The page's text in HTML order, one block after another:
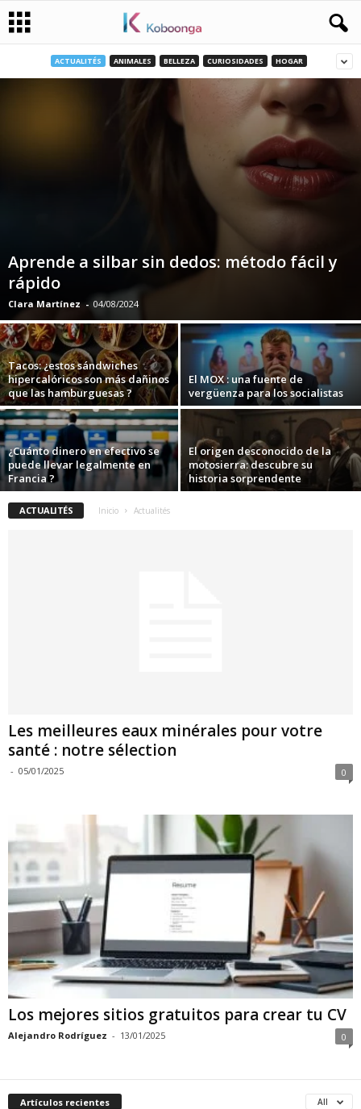
ACTUALITÉS ANIMALES BELLEZA CURIOSIDADES HOGAR
Aprende a silbar sin dedos: método fácil y
rápido
Clara Martínez - 04/08/2024
Tacos: ¿estos sándwiches
hipercalóricos son más dañinos
que las hamburguesas ?
El MOX : una fuente de
vergüenza para los socialistas
¿Cuánto dinero en efectivo se
puede llevar legalmente en
Francia ?
El origen desconocido de la
motosierra: descubre su
historia sorprendente
ACTUALITÉS Inicio Actualités
Les meilleures eaux minérales pour votre
santé : notre sélection
- 05/01/2025 0
Los mejores sitios gratuitos para crear tu CV
Alejandro Rodríguez - 13/01/2025 0
Artículos recientes All